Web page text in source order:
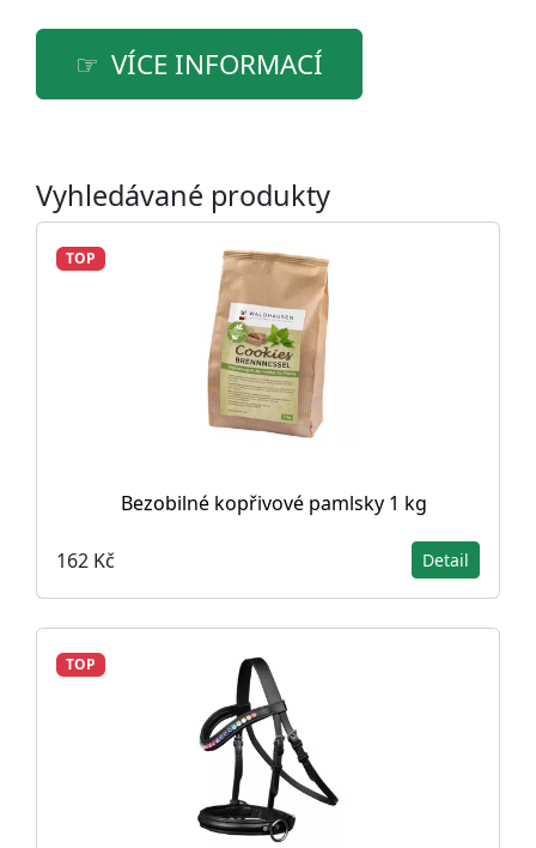
VÍCE INFORMACÍ
Vyhledávané produkty
TOP
Bezobilné kopřivové pamlsky 1 kg
162 Kč Detail
TOP